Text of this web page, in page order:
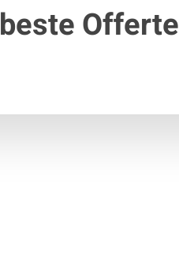
beste Offerte